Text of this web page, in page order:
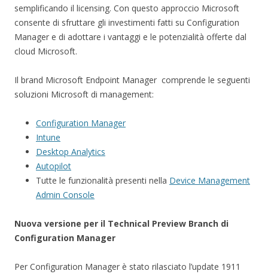
semplificando il licensing. Con questo approccio Microsoft
consente di sfruttare gli investimenti fatti su Configuration
Manager e di adottare i vantaggi e le potenzialità offerte dal
cloud Microsoft.
Il brand Microsoft Endpoint Manager comprende le seguenti
soluzioni Microsoft di management:
Configuration Manager
Intune
Desktop Analytics
Autopilot
Tutte le funzionalità presenti nella Device Management
Admin Console
Nuova versione per il Technical Preview Branch di
Configuration Manager
Per Configuration Manager è stato rilasciato l’update 1911